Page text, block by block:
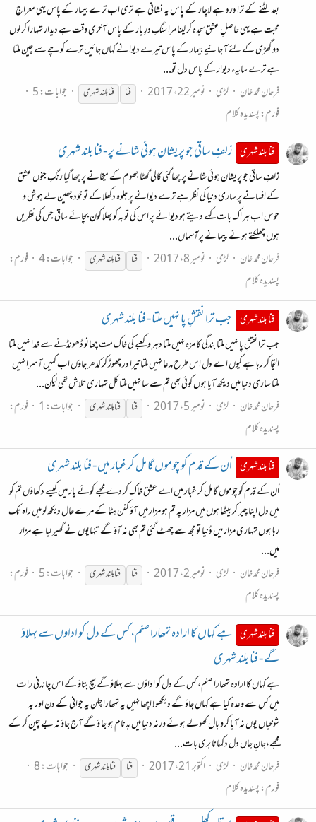
بعد لٹنے کے ترا درد ہے لاچار کے پاس یہ نشانی ہے تری اب ترے بیمار کے پاس یہی معراجِ
محبت ہے یہی حاصلِ عشق سجدہ کر لینا مرا سنگِ درِ یار کے پاس آخری وقت ہے دیدار تمہارا کر لوں
دو گھڑی کے لئے آ جائیے بیمار کے پاس تیرے دیوانے کہاں جائیں ترے کوچے سے چین ملتا
ہے ترے سایہء دیوار کے پاس دل تو...
فرحان محمد خان
لڑی نومبر 22، 2017 فنا فنابلند شہری
جوابات: 5
فورم:پسندیدہ کلام
فنا بلند شہری زلفِ ساقی جو پریشان ہوئی شانے پر - فنا بلند شہری
زلفِ ساقی جو پریشان ہوئی شانے پر چھاگئی کالی گھٹا جھوم کے میخانے پر چھا گیا رنگِ جنوں عشق
کے افسانے پر ساری دنیا کی نظر ہے ترے دیوانے پر جلوہ دکھلا کے تو خود چھین لے ہوش و
حوس اب ہر اک بات کہے دیتے ہو دیوانے پر اس کی توبہ کو بھلا کون بچائے ساقی جس کی نظریں
ہوں چھلکتے ہوئے پیمانے پر آسماں...
فرحان محمد خان
لڑی نومبر 8، 2017 فنا فنابلند شہری جوابات: 4
فورم:
پسندیدہ کلام
فنا بلند شہری جب ترا نقشِ پا نہیں ملتا - فنا بلند شہری
جب ترا نقشِ پا نہیں ملتا بندگی کا مزہ نہیں ملتا دہر و کعبے کی خاک مت چھانو ڈھونڈنے سے خدا نہیں ملتا
التجا کر رہا ہے کیوں اے دل اس طرح مدعا نہیں ملتا تیرا در چھوڑ کر کدھر جاؤں اب کہیں آسرا نہیں
ملتا ساری دنیا میں دیکھ آیا ہوں کوئی بھی تم سے سا نہیں ملتا کل تمہاری تلاش تھی لیکن...
فرحان محمد خان
لڑی نومبر 5، 2017 فنا فنابلند شہری جوابات: 1
فورم:
پسندیدہ کلام
فنا بلند شہری اُن کے قدم کو چوموں گا مل کر غبار میں - فنا بلند شہری
اُن کے قدم کو چوموں گا مل کر غبار میں اے عشق خاک کر دے مجھے کوئے یار میں کیسے دکھاؤں تم کو
میں دل اپنا چیر کر بیٹھا ہوں میں مزار پہ تم ہو مزار میں آؤ کفن ہٹا کے مرے حال دیکھ لو میں راہ تک
رہا ہوں تمہاری مزار میں دُنیا تو مجھ سے چھٹ گئی تم بھی نہ آؤ گے تنہایوں نے گھیر لیا ہے مزار
میں...
فرحان محمد خان
لڑی نومبر 2، 2017 فنا فنابلند شہری جوابات: 5
فورم:
پسندیدہ کلام
فنا بلند شہری ہے کہاں کا ارادہ تمھارا صنم، کس کے دل کو اداوں سے بہلاؤ
گے - فنا بلند شہری
ہے کہاں کا ارادہ تمھارا صنم، کس کے دل کو اداؤں سے بہلاؤ گے سچ بتاؤ کے اس چاندنی رات
میں کس سے وعدہ کیا ہے کہاں جاؤ گے دیکھو! اچھا نہیں یہ تمھارا چلن یہ جوانی کے دن اور یہ
شوخیاں یوں نہ آیا کرو بال کھولے ہوئے ورنہ دنیا میں بدنام ہو جا ؤ گے آج جاؤ نہ بے چین کر کے
مجھے،جانِ جاں دل دکھانا بری بات...
فرحان محمد خان
لڑی اکتوبر 21، 2017 فنا فنابلند شہری
جوابات: 8
فورم:پسندیدہ کلام